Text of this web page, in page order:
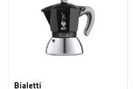
Bialetti